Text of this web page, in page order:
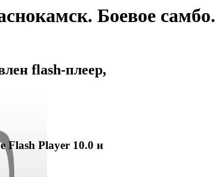
Боевое
flash-плеер,
Flash Player 10.0 и